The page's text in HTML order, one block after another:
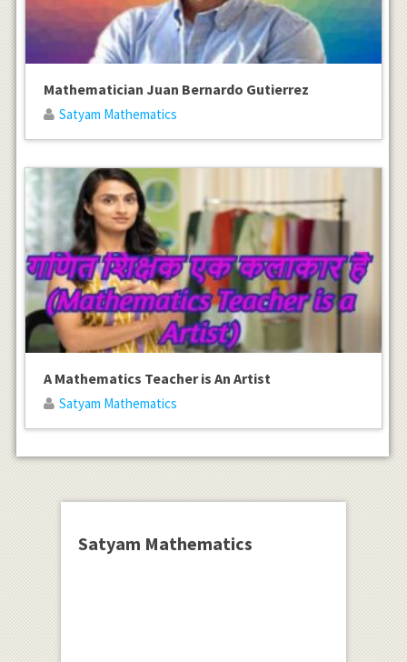
Mathematician Juan Bernardo Gutierrez
Satyam Mathematics
A Mathematics Teacher is An Artist
Satyam Mathematics
Satyam Mathematics